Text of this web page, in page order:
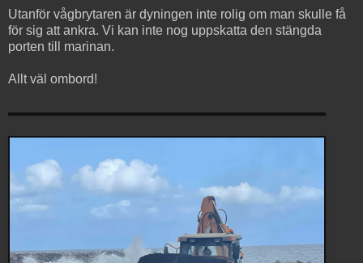
Utanför vågbrytaren är dyningen inte rolig om man skulle få
för sig att ankra. Vi kan inte nog uppskatta den stängda
porten till marinan.
Allt väl ombord!